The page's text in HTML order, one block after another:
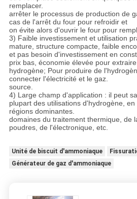
remplacer.
arrêter le processus de production de
cas de l'arrêt du four pour refroidir et
on évite alors d'ouvrir le four pour
3) Faible investissement et utilisation
mature, structure compacte, faible
et pas besoin d'investissement en
prix bas, économie élevée pour
hydrogène; Pour produire de
connecter l'électricité et le gaz.
source.
4) Large champ d'application : il peut
plupart des utilisations d'hydrogène,
régions dominantes.
domaines du traitement thermique, de
poudres, de l'électronique, etc.
Unité de biscuit d'ammoniaque
Générateur de gaz d'ammoniaque